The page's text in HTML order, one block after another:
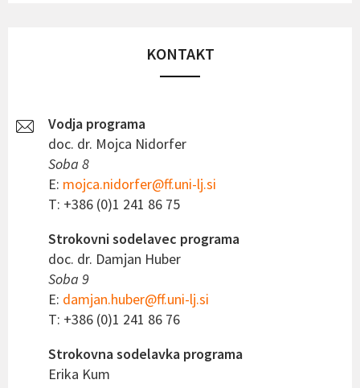
KONTAKT
Vodja programa
doc. dr. Mojca Nidorfer
Soba 8
E: mojca.nidorfer@ff.uni-lj.si
T: +386 (0)1 241 86 75
Strokovni sodelavec programa
doc. dr. Damjan Huber
Soba 9
E: damjan.huber@ff.uni-lj.si
T: +386 (0)1 241 86 76
Strokovna sodelavka programa
Erika Kum